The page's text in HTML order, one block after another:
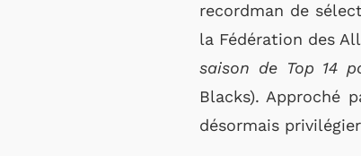
recordman de
la Fédération des
saison de Top 14
Blacks). Approché
désormais